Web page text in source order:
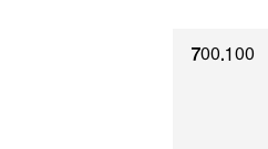
700.100